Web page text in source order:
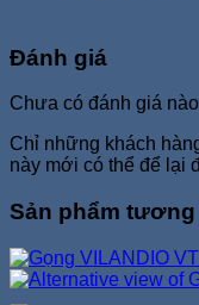
Đánh giá
Chưa có đánh giá
Chỉ những khách
này mới có thể để lại
Sản phẩm